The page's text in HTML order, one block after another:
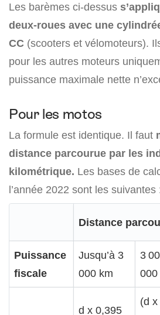
Les barèmes ci-dessus
deux-roues avec une
CC (scooters et vélomoteurs).
pour les autres moteurs
puissance maximale nette
Pour les motos
La formule est identique. Il faut
distance parcourue par les
kilométrique. Les bases de
l’année 2022 sont les suivantes
Distance
Puissance
fiscale
Jusqu’à 3
000 km
3
000
d x 0,395
(d